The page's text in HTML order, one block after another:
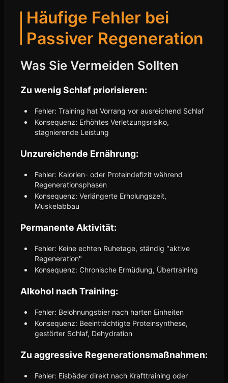
Häufige Fehler bei
Passiver Regeneration
Was Sie Vermeiden Sollten
Zu wenig Schlaf priorisieren:
Fehler: Training hat Vorrang vor ausreichend Schlaf
Konsequenz: Erhöhtes Verletzungsrisiko,
stagnierende Leistung
Unzureichende Ernährung:
Fehler: Kalorien- oder Proteindefizit während
Regenerationsphasen
Konsequenz: Verlängerte Erholungszeit,
Muskelabbau
Permanente Aktivität:
Fehler: Keine echten Ruhetage, ständig "aktive
Regeneration"
Konsequenz: Chronische Ermüdung, Übertraining
Alkohol nach Training:
Fehler: Belohnungsbier nach harten Einheiten
Konsequenz: Beeinträchtigte Proteinsynthese,
gestörter Schlaf, Dehydration
Zu aggressive Regenerationsmaßnahmen:
Fehler: Eisbäder direkt nach Krafttraining oder